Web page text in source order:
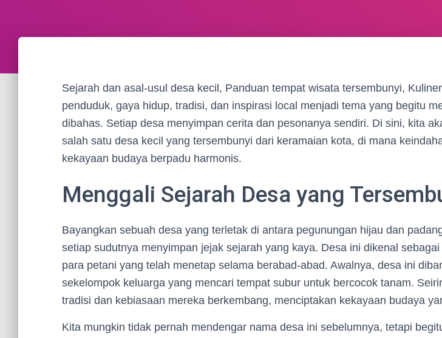
Sejarah dan asal-usul desa kecil, Panduan tempat wisata tersembunyi,
penduduk, gaya hidup, tradisi, dan inspirasi local menjadi tema yang begitu
dibahas. Setiap desa menyimpan cerita dan pesonanya sendiri. Di sini, kita
salah satu desa kecil yang tersembunyi dari keramaian kota, di mana
kekayaan budaya berpadu harmonis.
Menggali Sejarah Desa yang
Bayangkan sebuah desa yang terletak di antara pegunungan hijau dan
setiap sudutnya menyimpan jejak sejarah yang kaya. Desa ini dikenal sebagai
para petani yang telah menetap selama berabad-abad. Awalnya, desa ini
sekelompok keluarga yang mencari tempat subur untuk bercocok tanam.
tradisi dan kebiasaan mereka berkembang, menciptakan kekayaan budaya
Kita mungkin tidak pernah mendengar nama desa ini sebelumnya, tetapi